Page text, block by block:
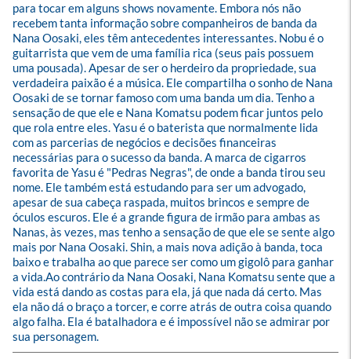
para tocar em alguns shows novamente. Embora nós não
recebem tanta informação sobre companheiros de banda da
Nana Oosaki, eles têm antecedentes interessantes. Nobu é o
guitarrista que vem de uma família rica (seus pais possuem
uma pousada). Apesar de ser o herdeiro da propriedade, sua
verdadeira paixão é a música. Ele compartilha o sonho de Nana
Oosaki de se tornar famoso com uma banda um dia. Tenho a
sensação de que ele e Nana Komatsu podem ficar juntos pelo
que rola entre eles. Yasu é o baterista que normalmente lida
com as parcerias de negócios e decisões financeiras
necessárias para o sucesso da banda. A marca de cigarros
favorita de Yasu é "Pedras Negras", de onde a banda tirou seu
nome. Ele também está estudando para ser um advogado,
apesar de sua cabeça raspada, muitos brincos e sempre de
óculos escuros. Ele é a grande figura de irmão para ambas as
Nanas, às vezes, mas tenho a sensação de que ele se sente algo
mais por Nana Oosaki. Shin, a mais nova adição à banda, toca
baixo e trabalha ao que parece ser como um gigolô para ganhar
a vida.Ao contrário da Nana Oosaki, Nana Komatsu sente que a
vida está dando as costas para ela, já que nada dá certo. Mas
ela não dá o braço a torcer, e corre atrás de outra coisa quando
algo falha. Ela é batalhadora e é impossível não se admirar por
sua personagem.